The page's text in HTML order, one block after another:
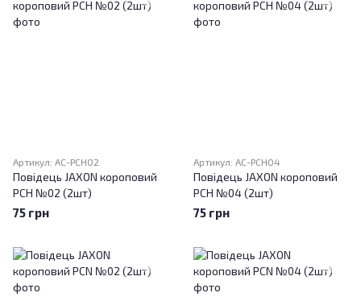
Артикул: AC-PCH02
Повідець JAXON короповий
PCH №02 (2шт)
75 грн
Артикул: AC-PCH04
Повідець JAXON короповий
PCH №04 (2шт)
75 грн